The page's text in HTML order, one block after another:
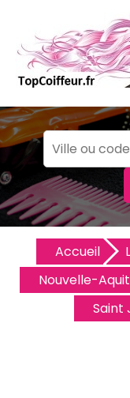
Accueil
Nouvelle-
Saint